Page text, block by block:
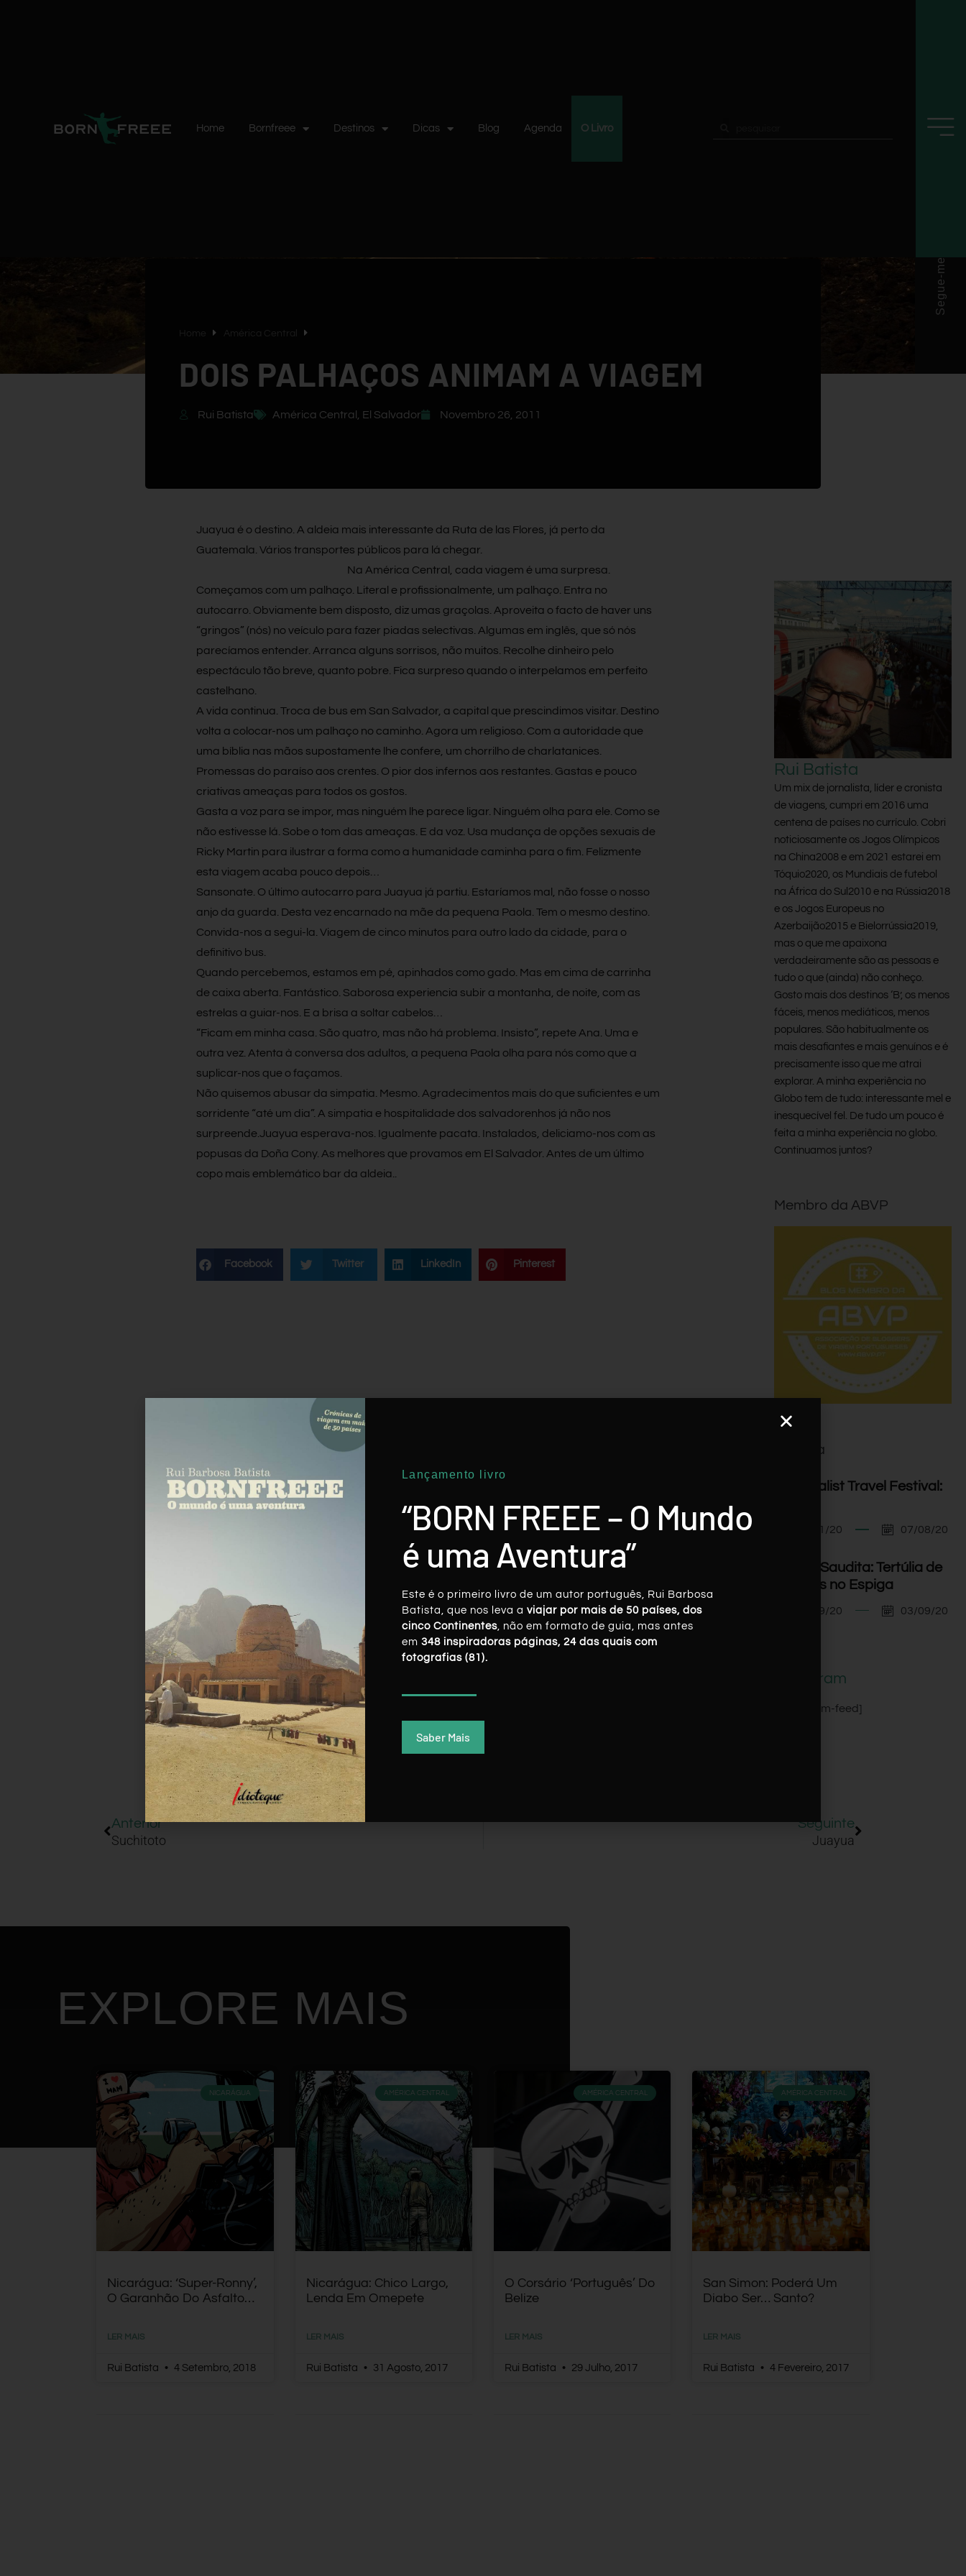
Home Bornfreee Destinos Dicas Blog Agenda O Livro
Segue-me
DOIS PALHAÇOS ANIMAM A VIAGEM
Rui Batista América Central El Salvador Novembro 26, 2011
Juayua é o destino. A aldeia mais interessante da Ruta de las Flores, já perto da
Guatemala. Vários transportes públicos para lá chegar.
Na América Central, cada viagem é uma surpresa.
Começamos com um palhaço. Literal e profissionalmente, um palhaço. Entra no
autocarro. Obviamente bem disposto, diz umas graçolas. Aproveita o facto de haver uns
“gringos” (nós) no veículo para fazer piadas selectivas. Algumas em inglês, que só nós
parecíamos entender. Arranca alguns sorrisos, não muitos. Recolhe dinheiro pelo
espectáculo tão breve, quanto pobre. Fica surpreso quando o interpelamos em perfeito
castelhano.
A vida continua. Troca de bus em San Salvador, a capital que prescindimos visitar. Destino
volta a colocar-nos um palhaço no caminho. Agora um religioso. Com a autoridade que
uma bíblia nas mãos supostamente lhe confere, um chorrilho de charlatanices.
Promessas do paraíso aos crentes. O pior dos infernos aos restantes. Gastas e pouco
criativas ameaças para todos os gostos.
Gasta a voz para se impor, mas ninguém lhe parece ligar. Ninguém olha para ele. Como se
não estivesse lá. Sobe o tom das ameaças. E da voz. Usa mudança de opções sexuais de
Ricky Martin para ilustrar a forma como a humanidade caminha para o fim. Felizmente
esta viagem acaba pouco depois…
Sansonate. O último autocarro para Juayua já partiu. Estaríamos mal, não fosse o nosso
anjo da guarda. Desta vez encarnado na mãe da pequena Paola. Tem o mesmo destino.
Convida-nos a segui-la. Viagem de cinco minutos para outro lado da cidade, para o
definitivo bus.
Quando percebemos, estamos em pé, apinhados como gado. Mas em cima de carrinha
de caixa aberta. Fantástico. Saborosa experiencia subir a montanha, de noite, com as
estrelas a guiar-nos. E a brisa a soltar cabelos…
“Ficam em minha casa. São quatro, mas não há problema. Insisto”, repete Ana. Uma e
outra vez. Atenta à conversa dos adultos, a pequena Paola olha para nós como que a
suplicar-nos que o façamos.
Não quisemos abusar da simpatia. Mesmo. Agradecimentos mais do que suficientes e um
sorridente “até um dia”. A simpatia e hospitalidade dos salvadorenhos já não nos
surpreende.Juayua esperava-nos. Igualmente pacata. Instalados, deliciamo-nos com as
popusas da Doña Cony. As melhores que provamos em El Salvador. Antes de um último
copo mais emblemático bar da aldeia..
Facebook Twitter LinkedIn Pinterest
Rui Batista
Um mix de jornalista, líder e cronista
de viagens, cumpri em 2016 uma
centena de países no currículo. Cobri
noticiosamente os Jogos Olímpicos
na China2008 e em 2021 estarei em
Tóquio2020, os Mundiais de futebol
na África do Sul2010 e na Rússia2018
e os Jogos Europeus no
Azerbaijão2015 e Bielorrússia2019,
mas o que me apaixona
verdadeiramente são as pessoas e
tudo o que (ainda) não conheço.
Gosto mais dos destinos ‘B’, os menos
fáceis, menos mediáticos, menos
populares. São habitualmente os
mais desafiantes e mais genuínos e é
precisamente isso que me atrai
explorar. A minha experiência no
Globo tem de tudo: interessante mel e
inesquecível fel. De tudo um pouco é
feita a minha experiência no globo.
Continuamos juntos?
Membro da ABVP
Agenda
I Minimalist Travel Festival:
07/11/20 07/08/20
Arábia Saudita: Tertúlia de
Viagens no Espiga
03/09/20 03/09/20
Instagram
[instagram-feed]
Anterior
Suchitoto
Seguinte
Juayua
EXPLORE MAIS
NICARÁGUA
Nicarágua: ‘Super-Ronny’,
O Garanhão Do Asfalto…
LER MAIS
Rui Batista 4 Setembro, 2018
AMÉRICA CENTRAL
Nicarágua: Chico Largo,
Lenda Em Omepete
LER MAIS
Rui Batista 31 Agosto, 2017
AMÉRICA CENTRAL
O Corsário ‘português’ Do
Belize
LER MAIS
Rui Batista 29 Julho, 2017
AMÉRICA CENTRAL
San Simon: Poderá Um
Diabo Ser… Santo?
LER MAIS
Rui Batista 4 Fevereiro, 2017
Lançamento livro
“BORN FREEE – O Mundo
é uma Aventura”
Este é o primeiro livro de um autor português, Rui Barbosa
Batista, que nos leva a viajar por mais de 50 países, dos
cinco Continentes, não em formato de guia, mas antes
em 348 inspiradoras páginas, 24 das quais com
fotografias (81).
Saber Mais